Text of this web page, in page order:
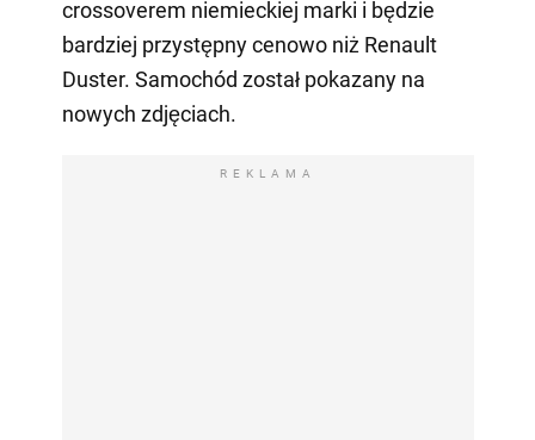
crossoverem niemieckiej marki i będzie
bardziej przystępny cenowo niż Renault
Duster. Samochód został pokazany na
nowych zdjęciach.
REKLAMA